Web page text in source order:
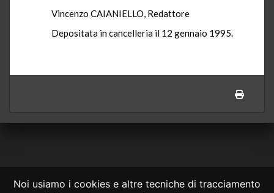
Noi usiamo i cookies e altre tecniche di tracciamento
Vincenzo CAIANIELLO, Redattore
Depositata in cancelleria il 12 gennaio 1995.